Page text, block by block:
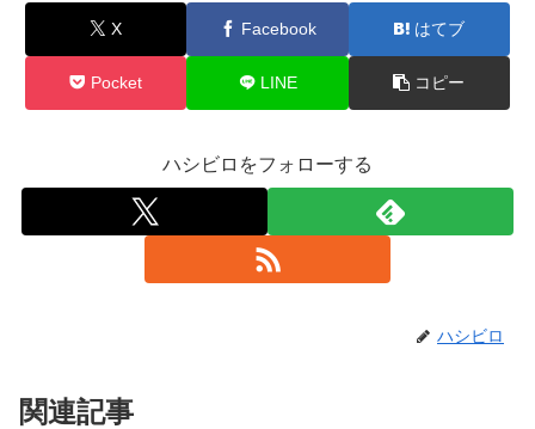
X Facebook はてブ
Pocket LINE コピー
ハシビロをフォローする
ハシビロ
関連記事